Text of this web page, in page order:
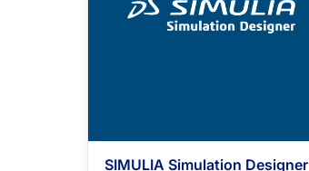
SIMULIA Simulation Designer